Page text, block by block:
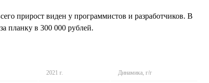
прирост виден у программистов и разработчиков. В
планку в 300 000 рублей.
2021 г. Динамика, г/г